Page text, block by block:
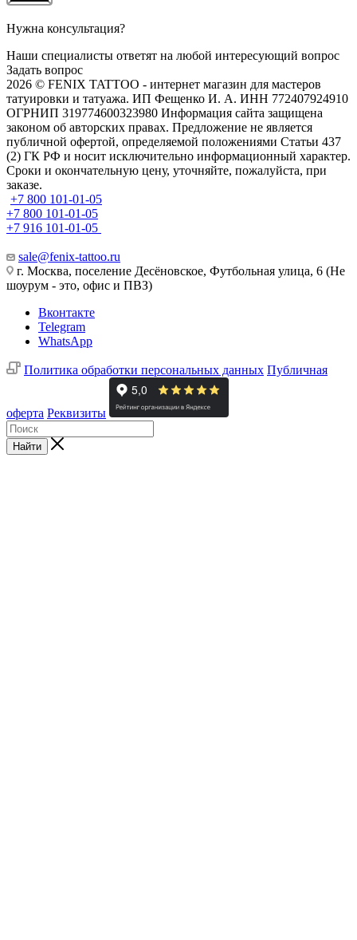
Нужна консультация?
Наши специалисты ответят на любой интересующий вопрос
Задать вопрос
2026 © FENIX TATTOO - интернет магазин для мастеров
татуировки и татуажа. ИП Фещенко И. А. ИНН 772407924910
ОГРНИП 319774600323980 Информация сайта защищена
законом об авторских правах. Предложение не является
публичной офертой, определяемой положениями Статьи 437
(2) ГК РФ и носит исключительно информационный характер.
Сроки и окончательную цену, уточняйте, пожалуйста, при
заказе.
+7 800 101-01-05
+7 800 101-01-05
+7 916 101-01-05
sale@fenix-tattoo.ru
г. Москва, поселение Десёновское, Футбольная улица, 6 (Не
шоурум - это, офис и ПВЗ)
Вконтакте
Telegram
WhatsApp
Политика обработки персональных данных Публичная
оферта Реквизиты
Найти